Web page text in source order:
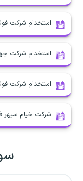
استخدام شرکت
استخدام شرکت
استخدام شرکت
شرکت خیام سپهر